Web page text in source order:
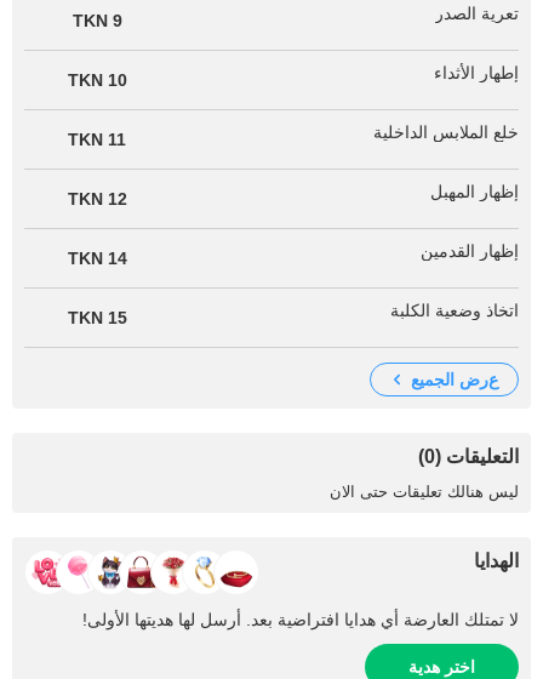
تعرية الصدر 9 TKN
إطهار الأثداء 10 TKN
خلع الملابس الداخلية 11 TKN
إظهار المهبل 12 TKN
إظهار القدمين 14 TKN
اتخاذ وضعية الكلبة 15 TKN
عرض الجميع
التعليقات (0)
ليس هنالك تعليقات حتى الان
الهدايا
لا تمتلك العارضة أي هدايا افتراضية بعد. أرسل لها هديتها الأولى!
اختر هدية